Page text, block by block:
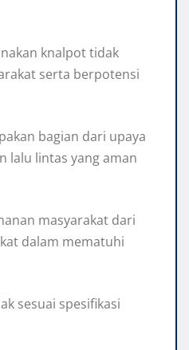
knalpot tidak
serta berpotensi
bagian dari upaya
lalu lintas yang aman
masyarakat dari
dalam mematuhi
sesuai spesifikasi